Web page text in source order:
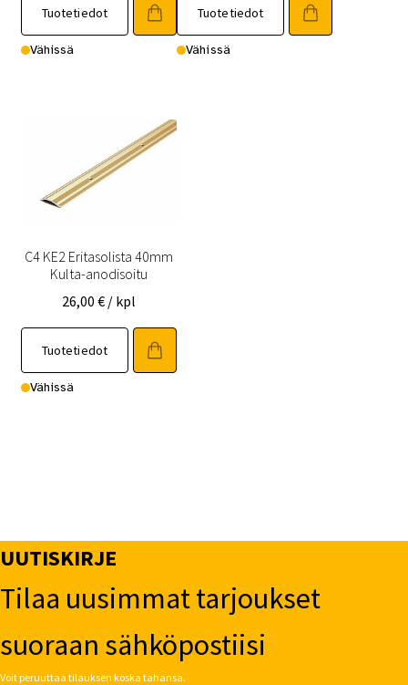
Tuotetiedot
Vähissä
Tuotetiedot
Vähissä
C4 KE2 Eritasolista 40mm
Kulta-anodisoitu
26,00 € / kpl
Tuotetiedot
Vähissä
UUTISKIRJE
Tilaa uusimmat tarjoukset
suoraan sähköpostiisi
Voit peruuttaa tilauksen koska tahansa.